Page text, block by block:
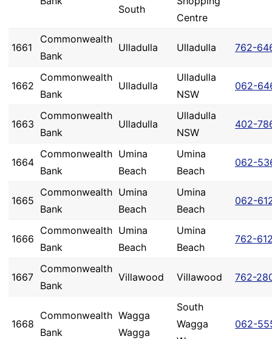
South
Centre
1661
Commonwealth
Bank
Ulladulla Ulladulla 762-
1662
Commonwealth
Bank
Ulladulla
Ulladulla
NSW
062-
1663
Commonwealth
Bank
Ulladulla
Ulladulla
NSW
402-
1664
Commonwealth
Bank
Umina
Beach
Umina
Beach
062-
1665
Commonwealth
Bank
Umina
Beach
Umina
Beach
062-
1666
Commonwealth
Bank
Umina
Beach
Umina
Beach
762-
1667
Commonwealth
Bank
Villawood Villawood 762-
1668
Commonwealth
Bank
Wagga
Wagga
South
Wagga
062-